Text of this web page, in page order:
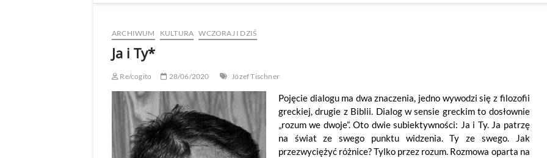
ARCHIWUM KULTURA WCZORAJ I DZIŚ
Ja i Ty*
Re/cogito 28/06/2020 Józef Tischner
Pojęcie dialogu ma dwa znaczenia, jedno wywodzi się z filozofii
greckiej, drugie z Biblii. Dialog w sensie greckim to dosłownie
„rozum we dwoje”. Oto dwie subiektywności: Ja i Ty. Ja patrzę
na świat ze swego punktu widzenia. Ty ze swego. Jak
przezwyciężyć różnice? Tylko przez rozum. Rozmowa oparta na